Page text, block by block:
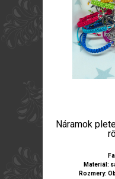
Náramok
Materiál:
Rozmery: